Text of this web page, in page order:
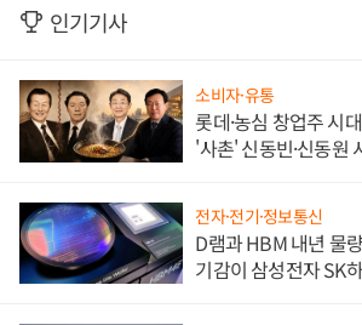
인기기사
소비자·유통
롯데·농심 창업주 시
'사촌' 신동빈·신동원
전자·전기·정보통신
D램과 HBM 내년 물
기감이 삼성전자 SK